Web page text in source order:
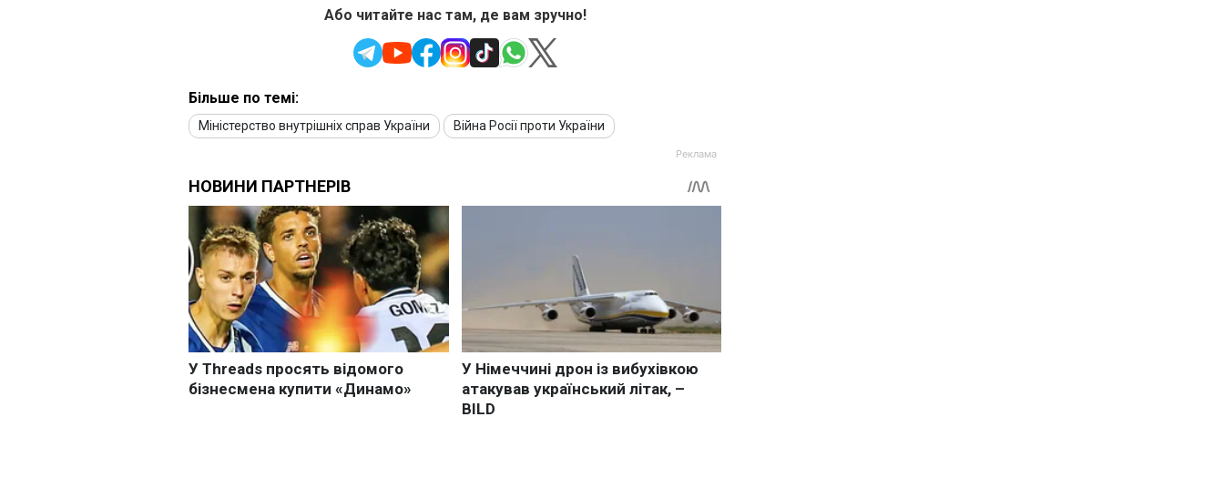
Або читайте нас там, де вам зручно!
Більше по темі:
Міністерство внутрішніх справ України Війна Росії проти України